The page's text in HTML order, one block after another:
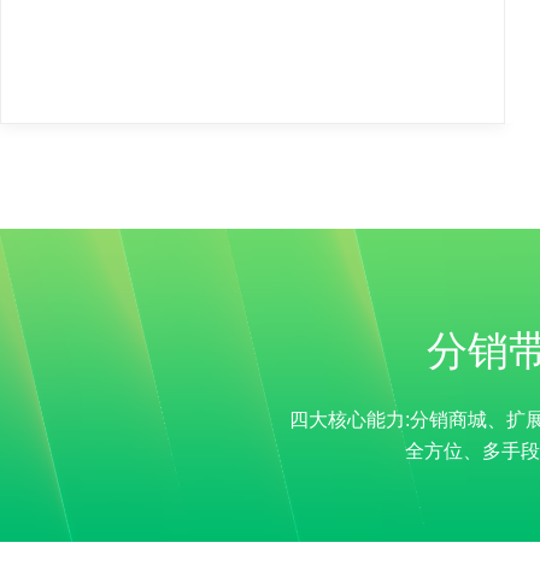
分销
四大核心能力:分销商城、扩
全方位、多手